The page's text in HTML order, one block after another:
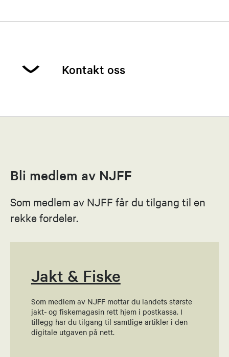
Kontakt oss
Send epost
Marie Kornmo Enger
Send epost
Norleiv Vinjerui
Økonomiansvarlig
Bli medlem av NJFF
Som medlem av NJFF får du tilgang til en
rekke fordeler.
Jakt & Fiske
Som medlem av NJFF mottar du landets største
jakt- og fiskemagasin rett hjem i postkassa. I
tillegg har du tilgang til samtlige artikler i den
digitale utgaven på nett.